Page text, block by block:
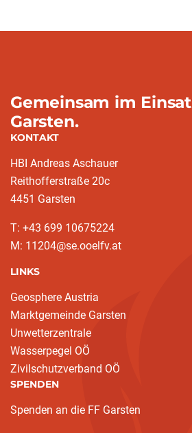
Gemeinsam im
Garsten.
KONTAKT
HBI Andreas Aschauer
Reithofferstraße 20c
4451 Garsten
T: ‭+43 699 10675224‬
M: 11204@se.ooelfv.at
LINKS
Geosphere Austria
Marktgemeinde Garsten
Unwetterzentrale
Wasserpegel OÖ
Zivilschutzverband OÖ
SPENDEN
Spenden an die FF Garsten